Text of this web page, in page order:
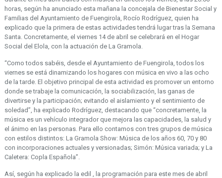
horas, según ha anunciado esta mañana la concejala de Bienestar Social y
Familias del Ayuntamiento de Fuengirola, Rocío Rodríguez, quien ha
explicado que la primera de estas actividades tendrá lugar tras la Semana
Santa. Concretamente, el viernes 14 de abril se celebrará en el Hogar
Social del Elola, con la actuación de La Gramola.
“Como todos sabéis, desde el Ayuntamiento de Fuengirola, todos los
viernes se está dinamizando los hogares con música en vivo a las ocho
de la tarde. El objetivo principal de esta actividad es promover un entorno
donde se trabaje la comunicación, la sociabilización, las ganas de
divertirse y la participación; evitando el aislamiento y el sentimiento de
soledad”, ha explicado Rodríguez, destacando que “concretamente, la
música es un vehículo integrador que mejora las capacidades, la salud y
el ánimo en las personas. Para ello contamos con tres grupos de música
con estilos distintos: La Gramola Show: Música de los años 60, 70 y 80
con incorporaciones actuales y versionadas; Simón: Música variada; y La
Caletera: Copla Española”.
Así, según ha explicado la edil , la programación para este mes de abril